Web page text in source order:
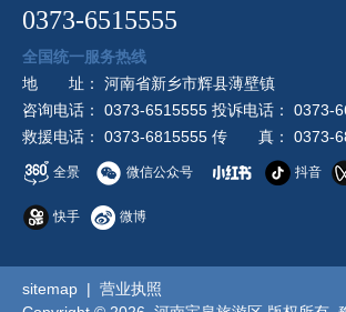
0373-6515555
全国统一服务热线
地 址： 河南省新乡市辉县薄壁镇
咨询电话： 0373-6515555 投诉电话： 0373-
救援电话： 0373-6815555 传 真： 0373-
全景 微信公众号 抖音
快手 微博
sitemap | 营业执照